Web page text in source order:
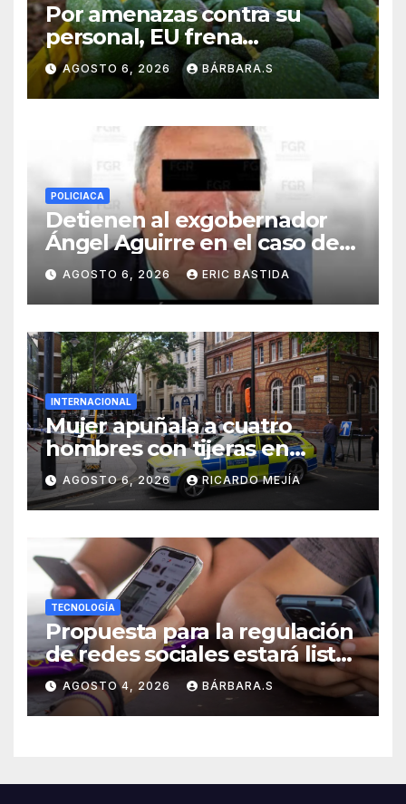
Por amenazas contra su
personal, EU frena
exportación de aguacate
AGOSTO 6, 2026 BÁRBARA.S
POLICIACA
Detienen al exgobernador
Ángel Aguirre en el caso de
la desaparición de los 43
estudiantes de Ayotzinapa
AGOSTO 6, 2026 ERIC BASTIDA
INTERNACIONAL
Mujer apuñala a cuatro
hombres con tijeras en
Londres: «Es una persona sin
hogar»
AGOSTO 6, 2026 RICARDO MEJÍA
TECNOLOGÍA
Propuesta para la regulación
de redes sociales estará lista
a finales de agosto:
Sheinbaum
AGOSTO 4, 2026 BÁRBARA.S